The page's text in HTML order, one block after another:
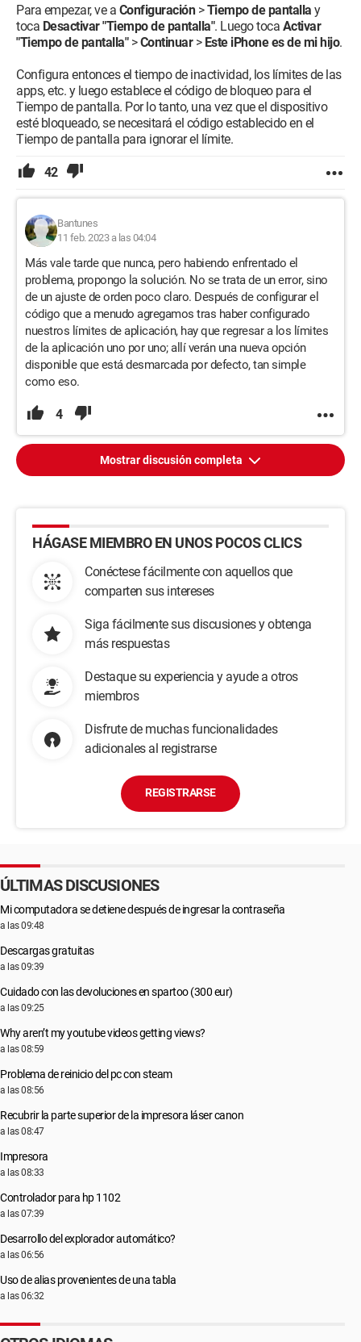
Para empezar, ve a Configuración>Tiempo de pantalla y
toca Desactivar "Tiempo de pantalla". Luego toca Activar
"Tiempo de pantalla">Continuar> Este iPhone es de mi hijo.
Configura entonces el tiempo de inactividad, los límites de las
apps, etc. y luego establece el código de bloqueo para el
Tiempo de pantalla. Por lo tanto, una vez que el dispositivo
esté bloqueado, se necesitará el código establecido en el
Tiempo de pantalla para ignorar el límite.
42
Bantunes
11 feb. 2023 a las 04:04
Más vale tarde que nunca, pero habiendo enfrentado el
problema, propongo la solución. No se trata de un error, sino
de un ajuste de orden poco claro. Después de configurar el
código que a menudo agregamos tras haber configurado
nuestros límites de aplicación, hay que regresar a los límites
de la aplicación uno por uno; allí verán una nueva opción
disponible que está desmarcada por defecto, tan simple
como eso.
4
Mostrar discusión completa
HÁGASE MIEMBRO EN UNOS POCOS CLICS
Conéctese fácilmente con aquellos que
comparten sus intereses
Siga fácilmente sus discusiones y obtenga
más respuestas
Destaque su experiencia y ayude a otros
miembros
Disfrute de muchas funcionalidades
adicionales al registrarse
REGISTRARSE
ÚLTIMAS DISCUSIONES
Mi computadora se detiene después de ingresar la contraseña
a las 09:48
Descargas gratuitas
a las 09:39
Cuidado con las devoluciones en spartoo (300 eur)
a las 09:25
Why aren’t my youtube videos getting views?
a las 08:59
Problema de reinicio del pc con steam
a las 08:56
Recubrir la parte superior de la impresora láser canon
a las 08:47
Impresora
a las 08:33
Controlador para hp 1102
a las 07:39
Desarrollo del explorador automático?
a las 06:56
Uso de alias provenientes de una tabla
a las 06:32